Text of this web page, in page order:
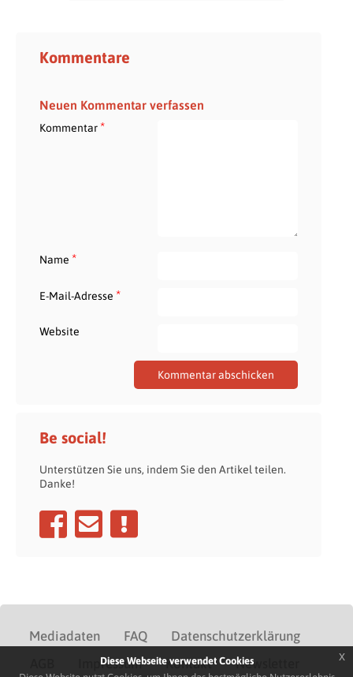
Kommentare
Neuen Kommentar verfassen
Kommentar*
Name *
E-Mail-Adresse *
Website
Be social!
Unterstützen Sie uns, indem Sie den Artikel teilen.
Danke!
Mediadaten FAQ
Datenschutzerklärung
Impressum Kontakt Newsletter
Diese Webseite verwendet Cookies
x